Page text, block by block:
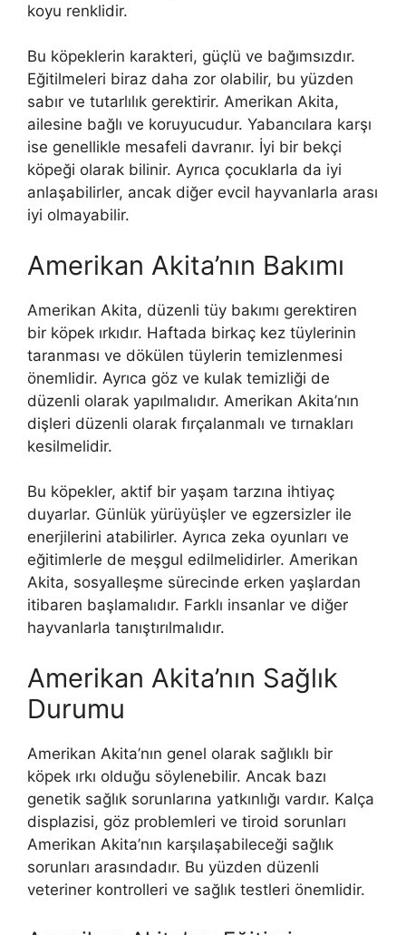
koyu renklidir.
Bu köpeklerin karakteri, güçlü ve bağımsızdır.
Eğitilmeleri biraz daha zor olabilir, bu yüzden
sabır ve tutarlılık gerektirir. Amerikan Akita,
ailesine bağlı ve koruyucudur. Yabancılara karşı
ise genellikle mesafeli davranır. İyi bir bekçi
köpeği olarak bilinir. Ayrıca çocuklarla da iyi
anlaşabilirler, ancak diğer evcil hayvanlarla arası
iyi olmayabilir.
Amerikan Akita’nın Bakımı
Amerikan Akita, düzenli tüy bakımı gerektiren
bir köpek ırkıdır. Haftada birkaç kez tüylerinin
taranması ve dökülen tüylerin temizlenmesi
önemlidir. Ayrıca göz ve kulak temizliği de
düzenli olarak yapılmalıdır. Amerikan Akita’nın
dişleri düzenli olarak fırçalanmalı ve tırnakları
kesilmelidir.
Bu köpekler, aktif bir yaşam tarzına ihtiyaç
duyarlar. Günlük yürüyüşler ve egzersizler ile
enerjilerini atabilirler. Ayrıca zeka oyunları ve
eğitimlerle de meşgul edilmelidirler. Amerikan
Akita, sosyalleşme sürecinde erken yaşlardan
itibaren başlamalıdır. Farklı insanlar ve diğer
hayvanlarla tanıştırılmalıdır.
Amerikan Akita’nın Sağlık
Durumu
Amerikan Akita’nın genel olarak sağlıklı bir
köpek ırkı olduğu söylenebilir. Ancak bazı
genetik sağlık sorunlarına yatkınlığı vardır. Kalça
displazisi, göz problemleri ve tiroid sorunları
Amerikan Akita’nın karşılaşabileceği sağlık
sorunları arasındadır. Bu yüzden düzenli
veteriner kontrolleri ve sağlık testleri önemlidir.